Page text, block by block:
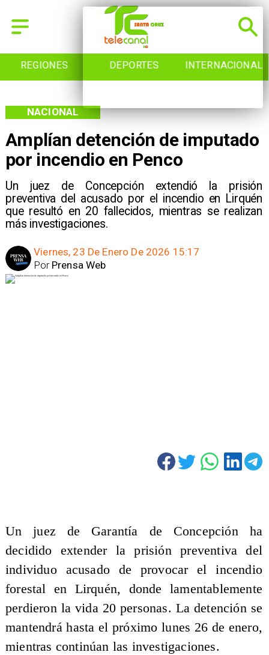
REGIONES DEPORTES INTERNACIONAL
Amplían detención de imputado
por incendio en Penco
Un juez de Concepción extendió la prisión
preventiva del acusado por el incendio en Lirquén
que resultó en 20 fallecidos, mientras se realizan
más investigaciones.
NACIONAL
Viernes, 23 De Enero De 2026 15:17
Prensa Web
Por
Un juez de Garantía de Concepción ha
decidido extender la prisión preventiva del
individuo acusado de provocar el incendio
forestal en Lirquén, donde lamentablemente
perdieron la vida 20 personas. La detención se
mantendrá hasta el próximo lunes 26 de enero,
mientras continúan las investigaciones.